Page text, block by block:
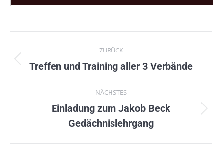
ZURÜCK
Vorheriger
Treffen und Training aller 3 Verbände
NÄCHSTES
Nächster
Beitrag:
Einladung zum Jakob Beck
Gedächnislehrgang